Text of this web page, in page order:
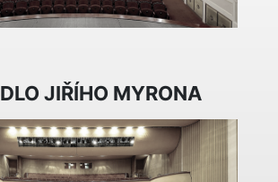
JIŘÍHO MYRONA